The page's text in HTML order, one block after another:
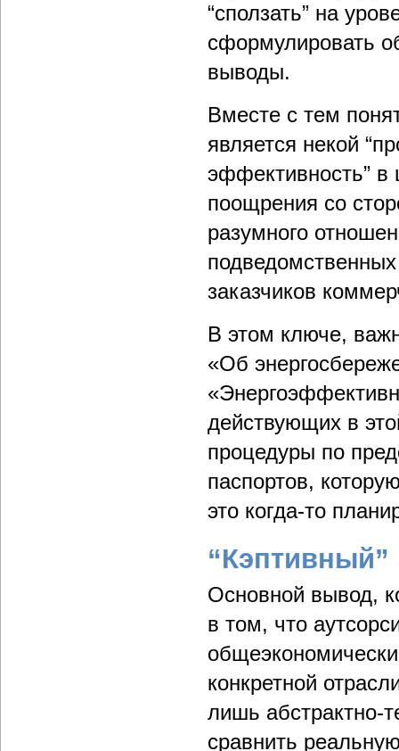
“сползать” на
сформулировать
выводы.
Вместе с тем
является некой
эффективность” в
поощрения со
разумного
заказчиков
В этом ключе,
«Об
действующих в
процедуры по
паспортов,
это когда-то
Основной вывод,
в том, что
конкретной
лишь абстрактно-
сравнить